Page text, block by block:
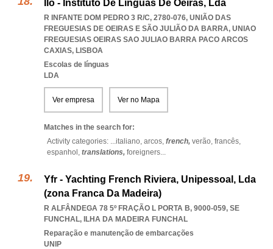
Ilo - Instituto De Línguas De Oeiras, Lda
R INFANTE DOM PEDRO 3 R/C, 2780-076, UNIÃO DAS
FREGUESIAS DE OEIRAS E SÃO JULIÃO DA BARRA, UNIAO
FREGUESIAS OEIRAS SAO JULIAO BARRA PACO ARCOS
CAXIAS, LISBOA
Escolas de línguas
LDA
Ver empresa Ver no Mapa
Matches in the search for:
Activity categories: ...italiano, arcos, french, verão, francês,
espanhol, translations, foreigners...
Yfr - Yachting French Riviera, Unipessoal, Lda
(zona Franca Da Madeira)
R ALFÂNDEGA 78 5º FRAÇÃO L PORTA B, 9000-059, SE
FUNCHAL, ILHA DA MADEIRA FUNCHAL
Reparação e manutenção de embarcações
UNIP